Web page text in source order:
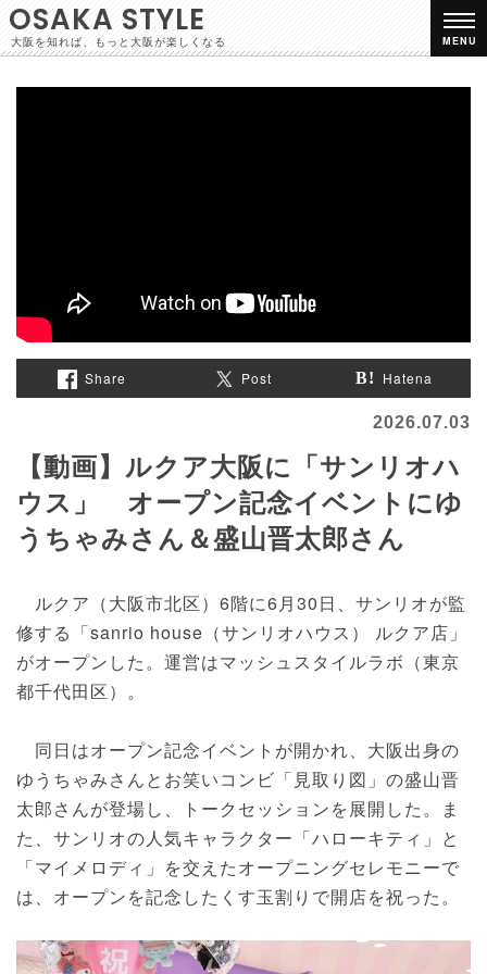
OSAKA STYLE
大阪を知れば、もっと大阪が楽しくなる MENU
Share Post Hatena
2026.07.03
【動画】ルクア大阪に「サンリオハ
ウス」 オープン記念イベントにゆ
うちゃみさん＆盛山晋太郎さん
ルクア（大阪市北区）6階に6月30日、サンリオが監
修する「sanrio house（サンリオハウス） ルクア店」
がオープンした。運営はマッシュスタイルラボ（東京
都千代田区）。
同日はオープン記念イベントが開かれ、大阪出身の
ゆうちゃみさんとお笑いコンビ「見取り図」の盛山晋
太郎さんが登場し、トークセッションを展開した。ま
た、サンリオの人気キャラクター「ハローキティ」と
「マイメロディ」を交えたオープニングセレモニーで
は、オープンを記念したくす玉割りで開店を祝った。